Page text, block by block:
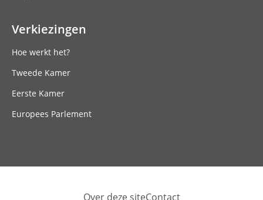
Verkiezingen
Hoe werkt het?
Tweede Kamer
Eerste Kamer
Europees Parlement
Over deze siteContact